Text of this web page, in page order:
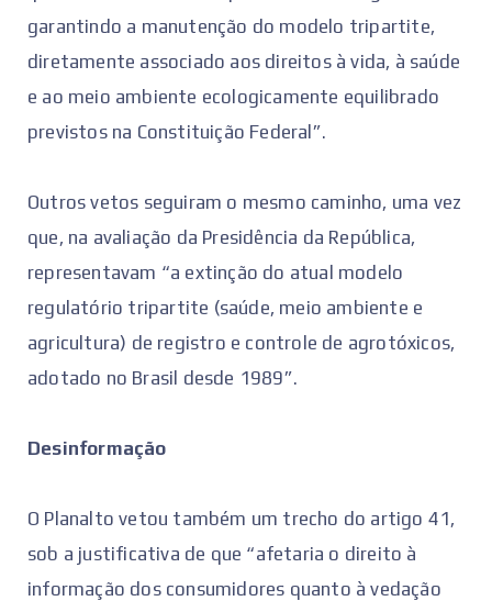
garantindo a manutenção do modelo tripartite,
diretamente associado aos direitos à vida, à saúde
e ao meio ambiente ecologicamente equilibrado
previstos na Constituição Federal”.
Outros vetos seguiram o mesmo caminho, uma vez
que, na avaliação da Presidência da República,
representavam “a extinção do atual modelo
regulatório tripartite (saúde, meio ambiente e
agricultura) de registro e controle de agrotóxicos,
adotado no Brasil desde 1989”.
Desinformação
O Planalto vetou também um trecho do artigo 41,
sob a justificativa de que “afetaria o direito à
informação dos consumidores quanto à vedação